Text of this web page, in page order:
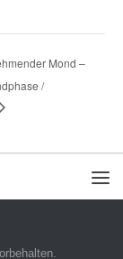
Mond –
/